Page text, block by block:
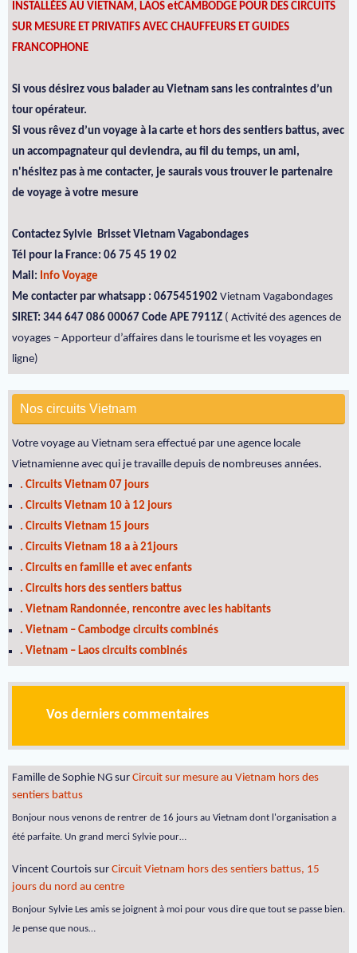
INSTALLÉES AU VIETNAM, LAOS etCAMBODGE POUR DES CIRCUITS
SUR MESURE ET PRIVATIFS AVEC CHAUFFEURS ET GUIDES
FRANCOPHONE
Si vous désirez vous balader au Vietnam sans les contraintes d’un
tour opérateur.
Si vous rêvez d’un voyage à la carte et hors des sentiers battus, avec
un accompagnateur qui deviendra, au fil du temps, un ami,
n'hésitez pas à me contacter, je saurais vous trouver le partenaire
de voyage à votre mesure
Contactez Sylvie Brisset Vietnam Vagabondages
Tél pour la France: 06 75 45 19 02
Mail: Info Voyage
Me contacter par whatsapp : 0675451902 Vietnam Vagabondages
SIRET: 344 647 086 00067 Code APE 7911Z ( Activité des agences de
voyages – Apporteur d’affaires dans le tourisme et les voyages en
ligne)
Nos circuits Vietnam
Votre voyage au Vietnam sera effectué par une agence locale
Vietnamienne avec qui je travaille depuis de nombreuses années.
. Circuits Vietnam 07 jours
. Circuits Vietnam 10 à 12 jours
. Circuits Vietnam 15 jours
. Circuits Vietnam 18 a à 21jours
. Circuits en famille et avec enfants
. Circuits hors des sentiers battus
. Vietnam Randonnée, rencontre avec les habitants
. Vietnam – Cambodge circuits combinés
. Vietnam – Laos circuits combinés
Vos derniers commentaires
Famille de Sophie NG sur Circuit sur mesure au Vietnam hors des
sentiers battus
Bonjour nous venons de rentrer de 16 jours au Vietnam dont l'organisation a
été parfaite. Un grand merci Sylvie pour…
Vincent Courtois sur Circuit Vietnam hors des sentiers battus, 15
jours du nord au centre
Bonjour Sylvie Les amis se joignent à moi pour vous dire que tout se passe bien.
Je pense que nous…